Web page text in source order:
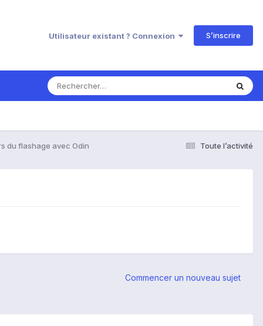
Utilisateur existant ? Connexion S’inscrire
Toute l’activité
du flashage avec Odin
Commencer un nouveau sujet